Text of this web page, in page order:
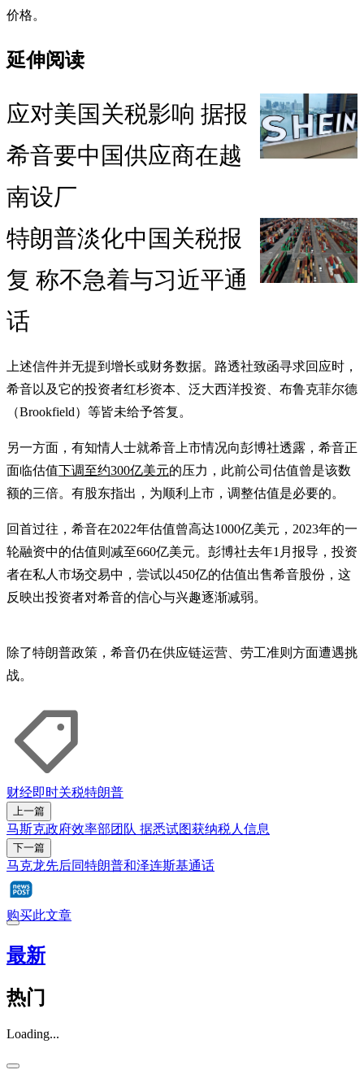
价格。
延伸阅读
应对美国关税影响 据报
希音要中国供应商在越
南设厂
特朗普淡化中国关税报
复 称不急着与习近平通
话
上述信件并无提到增长或财务数据。路透社致函寻求回应时，
希音以及它的投资者红杉资本、泛大西洋投资、布鲁克菲尔德
（Brookfield）等皆未给予答复。
另一方面，有知情人士就希音上市情况向彭博社透露，希音正
面临估值下调至约300亿美元的压力，此前公司估值曾是该数
额的三倍。有股东指出，为顺利上市，调整估值是必要的。
回首过往，希音在2022年估值曾高达1000亿美元，2023年的一
轮融资中的估值则减至660亿美元。彭博社去年1月报导，投资
者在私人市场交易中，尝试以450亿的估值出售希音股份，这
反映出投资者对希音的信心与兴趣逐渐减弱。
除了特朗普政策，希音仍在供应链运营、劳工准则方面遭遇挑
战。
财经即时关税特朗普
上一篇
马斯克政府效率部团队 据悉试图获纳税人信息
下一篇
马克龙先后同特朗普和泽连斯基通话
购买此文章
最新
热门
Loading...